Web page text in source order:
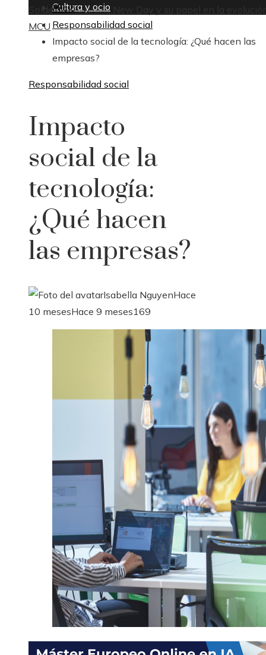
Spider-Man: Brand New Day y su papel en la
MCU
Cultura y ocio
Inicio
Responsabilidad social
Impacto social de la tecnología: ¿Qué hacen las
empresas?
Responsabilidad social
Impacto
social de la
tecnología:
¿Qué hacen
las empresas?
Isabella NguyenHace
10 mesesHace 9 meses169